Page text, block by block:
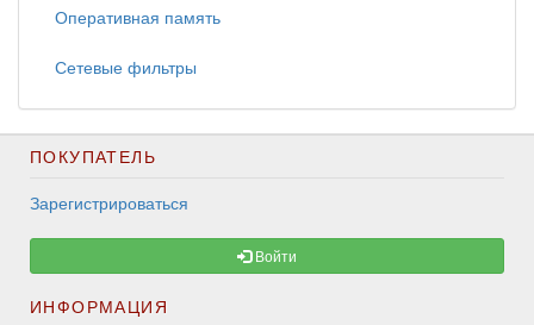
Оперативная память
Сетевые фильтры
ПОКУПАТЕЛЬ
Зарегистрироваться
Войти
ИНФОРМАЦИЯ